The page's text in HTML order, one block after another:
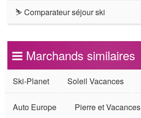
⛷ Comparateur séjour ski
Marchands similaires
Ski-Planet Soleil Vacances
Auto Europe Pierre et Vacances